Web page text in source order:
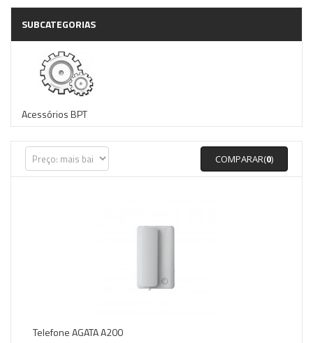
SUBCATEGORIAS
Acessórios BPT
COMPARAR(0)
Telefone AGATA A200